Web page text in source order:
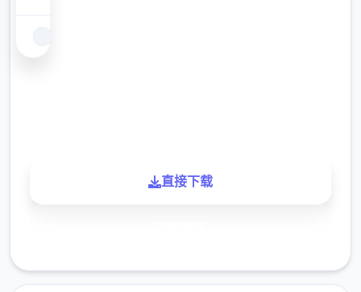
直接下载